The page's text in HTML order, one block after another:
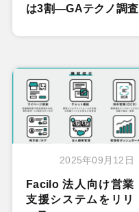
は3割―GAテクノ調査
2025年09月12日
Facilo 法人向け営業
支援システムをリリ